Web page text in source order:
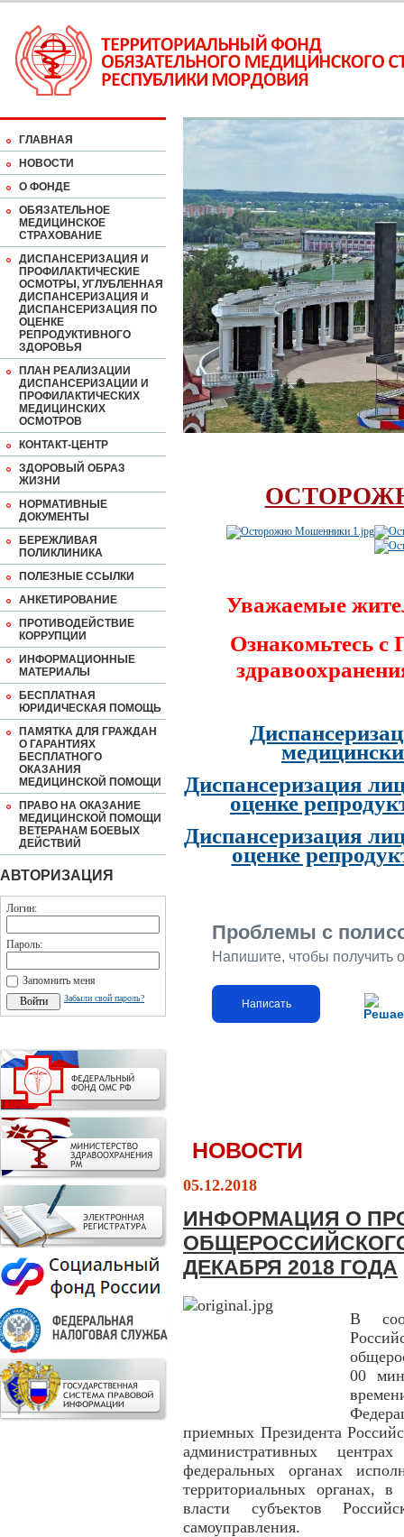
ГЛАВНАЯ
НОВОСТИ
О ФОНДЕ
ОБЯЗАТЕЛЬНОЕ
МЕДИЦИНСКОЕ
СТРАХОВАНИЕ
ДИСПАНСЕРИЗАЦИЯ И
ПРОФИЛАКТИЧЕСКИЕ
ОСМОТРЫ, УГЛУБЛЕННАЯ
ДИСПАНСЕРИЗАЦИЯ И
ДИСПАНСЕРИЗАЦИЯ ПО
ОЦЕНКЕ
РЕПРОДУКТИВНОГО
ЗДОРОВЬЯ
ПЛАН РЕАЛИЗАЦИИ
ДИСПАНСЕРИЗАЦИИ И
ПРОФИЛАКТИЧЕСКИХ
МЕДИЦИНСКИХ
ОСМОТРОВ
КОНТАКТ-ЦЕНТР
ЗДОРОВЫЙ ОБРАЗ
ЖИЗНИ
НОРМАТИВНЫЕ
ДОКУМЕНТЫ
БЕРЕЖЛИВАЯ
ПОЛИКЛИНИКА
ПОЛЕЗНЫЕ ССЫЛКИ
АНКЕТИРОВАНИЕ
ПРОТИВОДЕЙСТВИЕ
КОРРУПЦИИ
ИНФОРМАЦИОННЫЕ
МАТЕРИАЛЫ
БЕСПЛАТНАЯ
ЮРИДИЧЕСКАЯ ПОМОЩЬ
ПАМЯТКА ДЛЯ ГРАЖДАН
О ГАРАНТИЯХ
БЕСПЛАТНОГО
ОКАЗАНИЯ
МЕДИЦИНСКОЙ ПОМОЩИ
ПРАВО НА ОКАЗАНИЕ
МЕДИЦИНСКОЙ ПОМОЩИ
ВЕТЕРАНАМ БОЕВЫХ
ДЕЙСТВИЙ
АВТОРИЗАЦИЯ
Логин:
Пароль:
Запомнить меня
Забыли свой пароль?
Уважаемые
Ознакомьтесь
Диспансеризация
оценке
Диспансеризация
оценке
Проблемы с
Напишите, чтобы получить
Написать
НОВОСТИ
05.12.2018
ИНФОРМАЦИЯ О
ДЕКАБРЯ 2018 ГОДА
В
00
приемных Президента
административных
федеральных органах
территориальных органах, в
власти субъектов
самоуправления.